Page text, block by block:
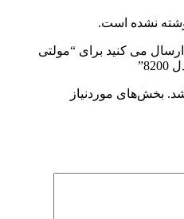
نشده است.
ارسال می کنید برای “مولتی
بخش‌های موردنیاز